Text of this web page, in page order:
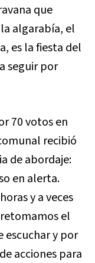
que
algarabía, el
es la fiesta del
seguir por
70 votos en
recibió
de abordaje:
en alerta.
y a veces
el
escuchar y por
acciones para